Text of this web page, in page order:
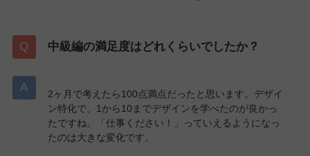
中級編の満足度はどれくらいでしたか？
2ヶ月で考えたら100点満点だったと思います。デザイ
ン特化で、1から10までデザインを学べたのが良かっ
たですね。「仕事ください！」っていえるようになっ
たのは大きな変化です。